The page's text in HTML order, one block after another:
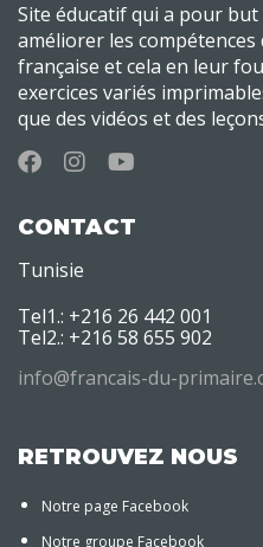
Site éducatif qui a pour
améliorer les
française et cela en leur
exercices variés
que des vidéos et des
CONTACT
Tunisie
Tel1.: +216 26 442 001
Tel2.: +216 58 655 902
info@francais-du-
RETROUVEZ NOUS
Notre page Facebook
Notre groupe Facebook